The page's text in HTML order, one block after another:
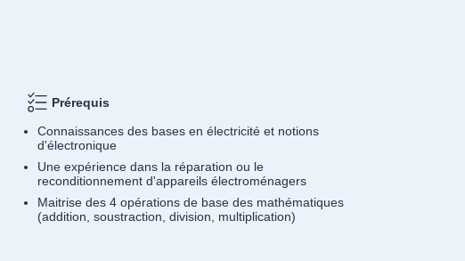
Prérequis
Connaissances des bases en électricité et notions
d'électronique
Une expérience dans la réparation ou le
reconditionnement d'appareils électroménagers
Maitrise des 4 opérations de base des mathématiques
(addition, soustraction, division, multiplication)